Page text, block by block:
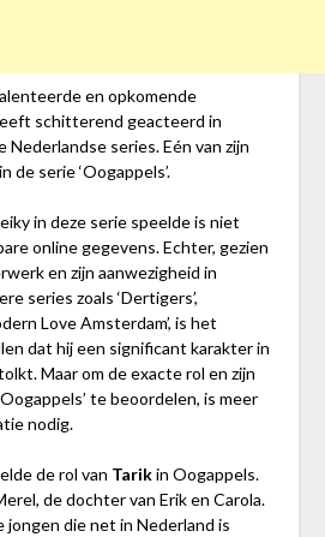
en opkomende
schitterend geacteerd in
Nederlandse series. Eén van zijn
de serie ‘Oogappels’.
in deze serie speelde is niet
online gegevens. Echter, gezien
en zijn aanwezigheid in
series zoals ‘Dertigers’,
Love Amsterdam’, is het
dat hij een significant karakter in
Maar om de exacte rol en zijn
te beoordelen, is meer
nodig.
de rol van Tarikin Oogappels.
de dochter van Erik en Carola.
jongen die net in Nederland is